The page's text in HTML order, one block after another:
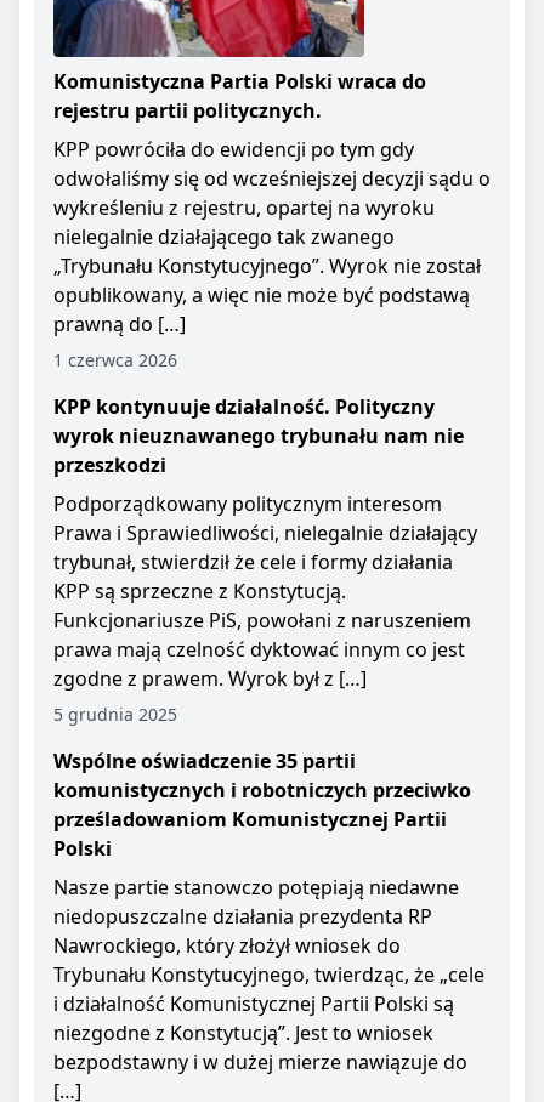
Komunistyczna Partia Polski wraca do
rejestru partii politycznych.
KPP powróciła do ewidencji po tym gdy
odwołaliśmy się od wcześniejszej decyzji sądu o
wykreśleniu z rejestru, opartej na wyroku
nielegalnie działającego tak zwanego
„Trybunału Konstytucyjnego”. Wyrok nie został
opublikowany, a więc nie może być podstawą
prawną do […]
1 czerwca 2026
KPP kontynuuje działalność. Polityczny
wyrok nieuznawanego trybunału nam nie
przeszkodzi
Podporządkowany politycznym interesom
Prawa i Sprawiedliwości, nielegalnie działający
trybunał, stwierdził że cele i formy działania
KPP są sprzeczne z Konstytucją.
Funkcjonariusze PiS, powołani z naruszeniem
prawa mają czelność dyktować innym co jest
zgodne z prawem. Wyrok był z […]
5 grudnia 2025
Wspólne oświadczenie 35 partii
komunistycznych i robotniczych przeciwko
prześladowaniom Komunistycznej Partii
Polski
Nasze partie stanowczo potępiają niedawne
niedopuszczalne działania prezydenta RP
Nawrockiego, który złożył wniosek do
Trybunału Konstytucyjnego, twierdząc, że „cele
i działalność Komunistycznej Partii Polski są
niezgodne z Konstytucją”. Jest to wniosek
bezpodstawny i w dużej mierze nawiązuje do
[…]